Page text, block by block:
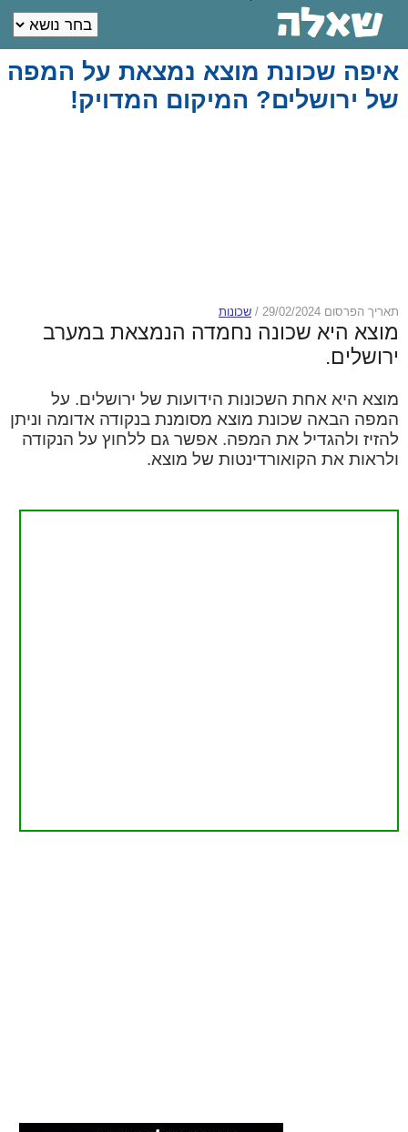
איפה שכונת מוצא נמצאת על המפה
של ירושלים? המיקום המדויק!
תאריך הפרסום 29/02/2024 / שכונות
מוצא היא שכונה נחמדה הנמצאת במערב
ירושלים.
מוצא היא אחת השכונות הידועות של ירושלים. על
המפה הבאה שכונת מוצא מסומנת בנקודה אדומה וניתן
להזיז ולהגדיל את המפה. אפשר גם ללחוץ על הנקודה
ולראות את הקואורדינטות של מוצא.